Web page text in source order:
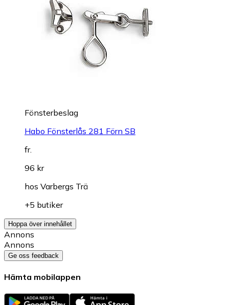
Fönsterbeslag
Habo Fönsterlås 281 Förn SB
fr.
96 kr
hos Varbergs Trä
+5 butiker
Hoppa över innehållet
Annons
Annons
Ge oss feedback
Hämta mobilappen